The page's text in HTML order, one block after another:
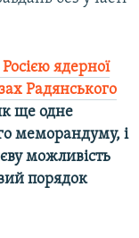
ядерної
Радянського
ще одне
меморандуму, і
можливість
порядок